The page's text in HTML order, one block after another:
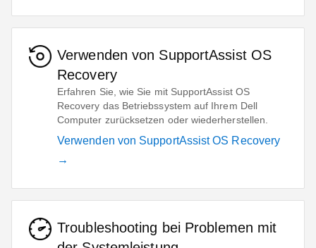
Verwenden von SupportAssist OS
Recovery
Erfahren Sie, wie Sie mit SupportAssist OS
Recovery das Betriebssystem auf Ihrem Dell
Computer zurücksetzen oder wiederherstellen.
Verwenden von SupportAssist OS Recovery
Troubleshooting bei Problemen mit